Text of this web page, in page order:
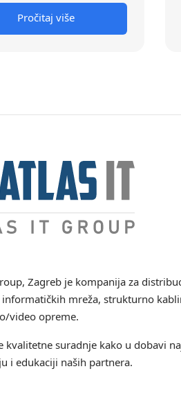
Pročitaj više
, Zagreb je kompanija za
mreža, strukturno
video opreme.
kvalitetne suradnje kako u dobavi
i edukaciji naših partnera.